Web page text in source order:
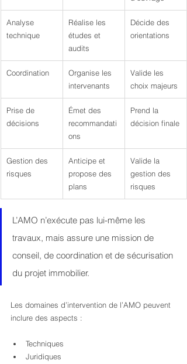
Analyse
technique
Réalise les
études et
audits
Décide des
orientations
Coordination
Organise les
intervenants
Valide les
choix majeurs
Prise de
décisions
Émet des
recommandati
ons
Prend la
décision finale
Gestion des
risques
Anticipe et
propose des
plans
Valide la
gestion des
risques
L’AMO n’exécute pas lui-même les
travaux, mais assure une mission de
conseil, de coordination et de sécurisation
du projet immobilier.
Les domaines d’intervention de l’AMO peuvent
inclure des aspects :
Techniques
Juridiques